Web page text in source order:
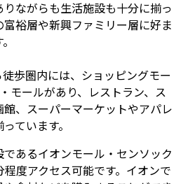
ながらも生活施設も十分に揃っ
裕層や新興ファミリー層に好ま
歩圏内には、ショッピングモー
モールがあり、レストラン、ス
、スーパーマーケットやアパレ
ています。
あるイオンモール・センソック
度アクセス可能です。イオンで